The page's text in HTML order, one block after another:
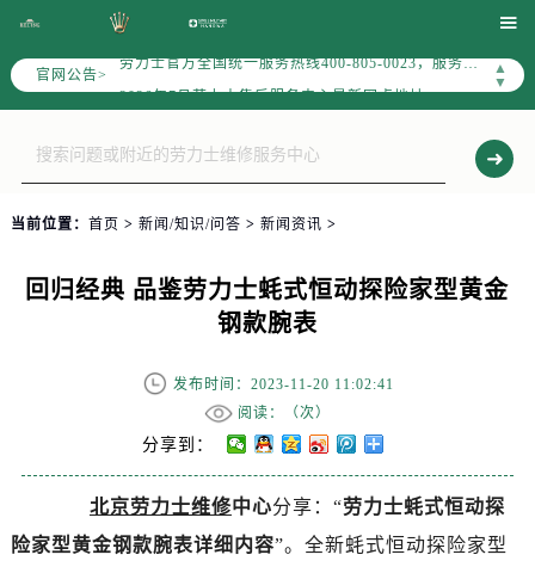

官网公告>
▲
▼
北京市东城区东长安街1号东方广场写字楼W3座6层602室（需提前预约）
北京市朝阳区建国门外大街甲6号华熙国际中心写字楼D座11层1102室（需提前预约）
天津市和平区赤峰道136号天津国际金融中心写字楼26层2603室（需提前预约）
南京市秦淮区中山南路1号（新街口）南京中心写字楼22层C1-1室（需提前预约）
宁波市江北区大闸南路500号来福士广场办公楼20层2009室（需提前预约）
杭州市上城区钱江路1366号华润大厦写字楼A座5层503-5室（需提前预约）
金华市金东区东市南街777号金华万达广场写字楼4号楼22层2209室（需提前预约）
当前位置： 首页 > 新闻/知识/问答 > 新闻资讯 >
回归经典 品鉴劳力士蚝式恒动探险家型黄金
钢款腕表
发布时间：2023-11-20 11:02:41
阅读：（次）
分享到：
北京劳力士维修中心分享：“劳力士蚝式恒动探
险家型黄金钢款腕表详细内容”。全新蚝式恒动探险家型